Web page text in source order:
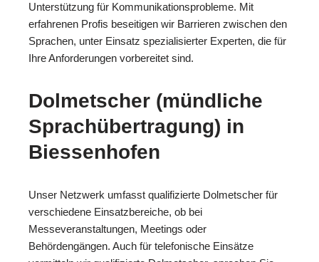
Unterstützung für Kommunikationsprobleme. Mit
erfahrenen Profis beseitigen wir Barrieren zwischen den
Sprachen, unter Einsatz spezialisierter Experten, die für
Ihre Anforderungen vorbereitet sind.
Dolmetscher (mündliche
Sprachübertragung) in
Biessenhofen
Unser Netzwerk umfasst qualifizierte Dolmetscher für
verschiedene Einsatzbereiche, ob bei
Messeveranstaltungen, Meetings oder
Behördengängen. Auch für telefonische Einsätze